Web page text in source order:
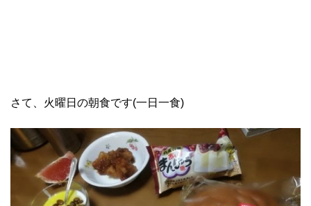
さて、火曜日の朝食です(一日一食)